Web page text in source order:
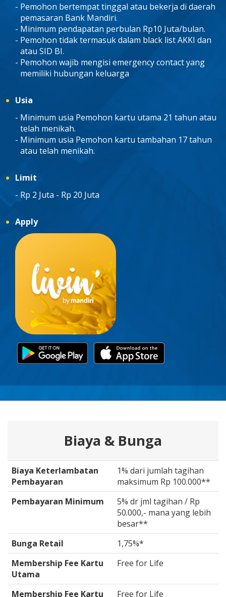
Pemohon bertempat tinggal atau bekerja di daerah
pemasaran Bank Mandiri.
Minimum pendapatan perbulan Rp10 Juta/bulan.
Pemohon tidak termasuk dalam black list AKKI dan
atau SID BI.
Pemohon wajib mengisi emergency contact yang
memiliki hubungan keluarga
Usia
Minimum usia Pemohon kartu utama 21 tahun atau
telah menikah.
Minimum usia Pemohon kartu tambahan 17 tahun
atau telah menikah.
Limit
Rp 2 Juta - Rp 20 Juta
Apply
Biaya & Bunga
Biaya Keterlambatan
Pembayaran
1% dari jumlah tagihan
maksimum Rp 100.000**
Pembayaran Minimum
5% dr jml tagihan / Rp
50.000,- mana yang lebih
besar**
Bunga Retail
1,75%*
Membership Fee Kartu
Utama
Free for Life
Membership Fee Kartu Free for Life